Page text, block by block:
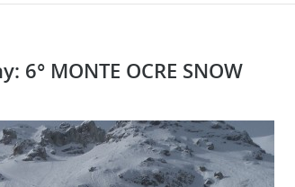
6° MONTE OCRE SNOW